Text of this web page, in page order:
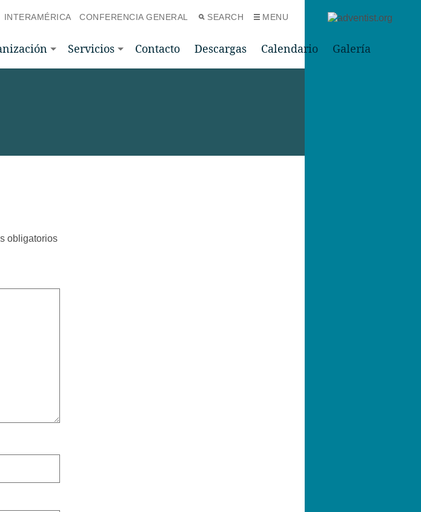
INTERAMÉRICA CONFERENCIA GENERAL SEARCH MENU
Servicios Contacto Descargas Calendario Galería
obligatorios